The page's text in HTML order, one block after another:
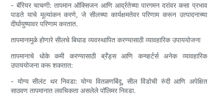
- बॅरियर चाचणी: तापमान ऑक्सिजन आणि आर्द्रतेच्या पारगमन दरांवर कसा प्रभाव
पाडते याचे मूल्यांकन करणे, जे सीलच्या कार्यक्षमतेवर परिणाम करून उत्पादनाच्या
दीर्घायुष्यावर परिणाम करतात.
तापमानामुळे होणारे सीलचे बिघाड व्यवस्थापित करण्यासाठी व्यावहारिक उपाययोजना
तापमानाचे धोके कमी करण्यासाठी ब्रँड्स आणि कन्व्हर्टर्स अनेक व्यावहारिक
उपाययोजना करू शकतात:
- योग्य सीलंट थर निवडा: योग्य वितळणबिंदू, सील विंडोची रुंदी आणि अपेक्षित
साठवण तापमानात लवचिकता असलेले पॉलिमर निवडा.